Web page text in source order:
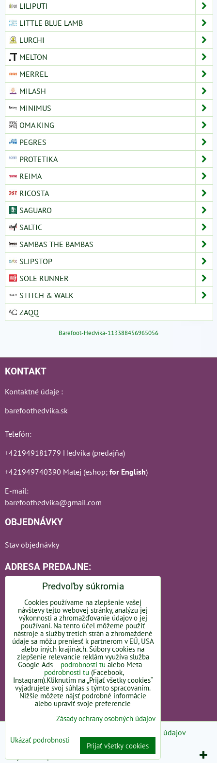
LILIPUTI
LITTLE BLUE LAMB
LURCHI
MELTON
MERREL
MILASH
MINIMUS
OMA KING
PEGRES
PROTETIKA
REIMA
RICOSTA
SAGUARO
SALTIC
SAMBAS THE BAMBAS
SLIPSTOP
SOLE RUNNER
STITCH & WALK
ZAQQ
Barefoot-Hedvika-113388456965056
KONTAKT
Kontaktné údaje :
barefoothedvika.sk
Telefón:
+421949181779 Hedvika (predajňa)
+421949740390 Matej (eshop; for English)
E-mail:
barefoothedvika@gmail.com
OBJEDNÁVKY
Stav objednávky
ADRESA PREDAJNE:
Bratislavská 110
92101 Piešťany
Slovakia
OTVÁRACIE HODINY -LINK
Zásady ochrany osobných údajov
Vytvorené pomocou:BiznisWeb.sk
Predvoľby súkromia
Cookies používame na zlepšenie vašej
návštevy tejto webovej stránky, analýzu jej
výkonnosti a zhromažďovanie údajov o jej
používaní. Na tento účel môžeme použiť
nástroje a služby tretích strán a zhromaždené
údaje sa môžu preniesť k partnerom v EÚ, USA
alebo iných krajinách. Súbory cookies na
zlepšenie relevancie reklám využíva služba
Google Ads – podrobnosti tu alebo Meta –
podrobnosti tu (Facebook,
Instagram).Kliknutím na „Prijať všetky cookies“
vyjadrujete svoj súhlas s týmto spracovaním.
Nižšie môžete nájsť podrobné informácie
alebo upraviť svoje preferencie
Zásady ochrany osobných údajov
Ukázať podrobnosti
Prijať všetky cookies